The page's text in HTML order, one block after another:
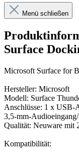
Menü schließen
Surface
Microsoft Surface for
Hersteller: Microsoft
Modell: Surface
Anschlüsse: 1 x
3,5-mm-
Qualität: Neuware mit
Kompatibilität: